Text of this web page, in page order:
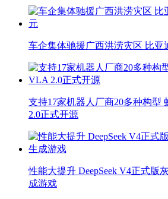
车企集体驰援广西洪涝灾区 比亚
支持17家机器人厂商20多种构型
2.0正式开源
性能大提升 DeepSeek V4正式版
成游戏